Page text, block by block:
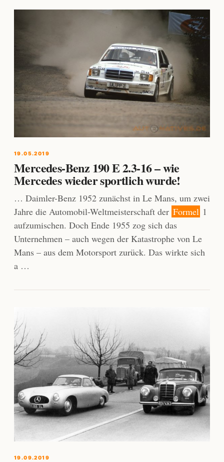
19.05.2019
Mercedes-Benz 190 E 2.3-16 – wie
Mercedes wieder sportlich wurde!
… Daimler-Benz 1952 zunächst in Le Mans, um zwei
Jahre die Automobil-Weltmeisterschaft der Formel 1
aufzumischen. Doch Ende 1955 zog sich das
Unternehmen – auch wegen der Katastrophe von Le
Mans – aus dem Motorsport zurück. Das wirkte sich
a …
19.09.2019